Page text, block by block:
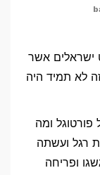
ישראלים אשר
זה לא תמיד היה
ומה
רגל ועשתה
שגשגו ופריחה